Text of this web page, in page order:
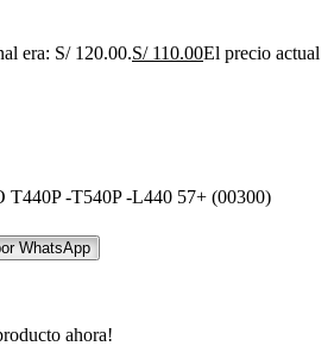
era: S/ 120.00.S/110.00El precio actual
-T540P -L440 57+ (00300)
WhatsApp
ahora!